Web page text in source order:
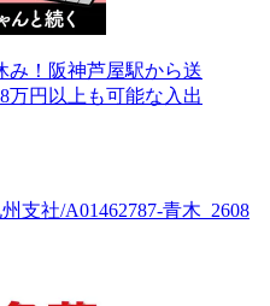
み！阪神芦屋駅から送
万円以上も可能な入出
支社/A01462787-青木_2608